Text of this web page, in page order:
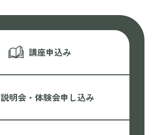
講座申込み
説明会・体験会申し込み